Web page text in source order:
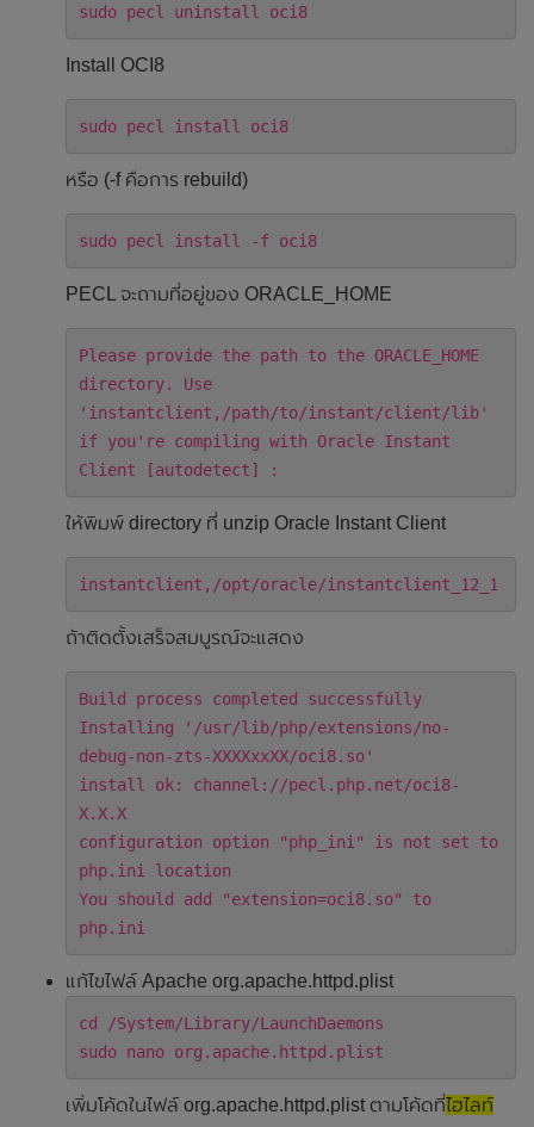
sudo pecl uninstall oci8
Install OCI8
sudo pecl install oci8
หรือ (-f คือการ rebuild)
sudo pecl install -f oci8
PECL จะถามที่อยู่ของ ORACLE_HOME
Please provide the path to the ORACLE_HOME
directory. Use
'instantclient,/path/to/instant/client/lib'
if you're compiling with Oracle Instant
Client [autodetect] :
ให้พิมพ์ directory ที่ unzip Oracle Instant Client
instantclient,/opt/oracle/instantclient_12_1
ถ้าติดตั้งเสร็จสมบูรณ์จะแสดง
Build process completed successfully
Installing '/usr/lib/php/extensions/no-
debug-non-zts-XXXXxxXX/oci8.so'
install ok: channel://pecl.php.net/oci8-
X.X.X
configuration option "php_ini" is not set to
php.ini location
You should add "extension=oci8.so" to
php.ini
แก้ไขไฟล์ Apache org.apache.httpd.plist
cd /System/Library/LaunchDaemons
sudo nano org.apache.httpd.plist
เพิ่มโค้ดในไฟล์ org.apache.httpd.plist ตามโค้ดที่ไฮไลท์